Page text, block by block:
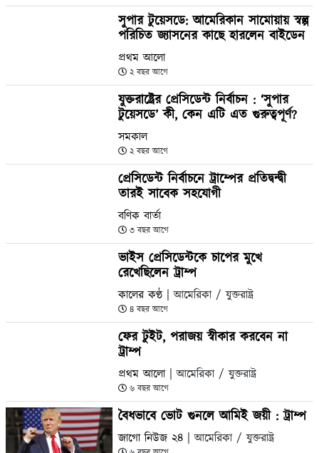
সুপার টুয়েসডে: আমেরিকান সামোয়ায় স্বল্প
পরিচিত জ্যাসনের কাছে হারলেন বাইডেন
প্রথম আলো
২ বছর আগে
যুক্তরাষ্ট্রের প্রেসিডেন্ট নির্বাচন : ‘সুপার
টুয়েসডে’ কী, কেন এটি এত গুরুত্বপূর্ণ?
সমকাল
২ বছর আগে
প্রেসিডেন্ট নির্বাচনে ট্রাম্পের প্রতিদ্বন্দ্বী
তারই সাবেক সহযোগী
বণিক বার্তা
৩ বছর আগে
ভাইস প্রেসিডেন্টকে চাপের মুখে
রেখেছিলেন ট্রাম্প
কালের কণ্ঠ | আমেরিকা / যুক্তরাষ্ট্র
৪ বছর আগে
ফের টুইট, পরাজয় স্বীকার করবেন না
ট্রাম্প
প্রথম আলো | আমেরিকা / যুক্তরাষ্ট্র
৬ বছর আগে
বৈধভাবে ভোট গুনলে আমিই জয়ী : ট্রাম্প
জাগো নিউজ ২৪ | আমেরিকা / যুক্তরাষ্ট্র